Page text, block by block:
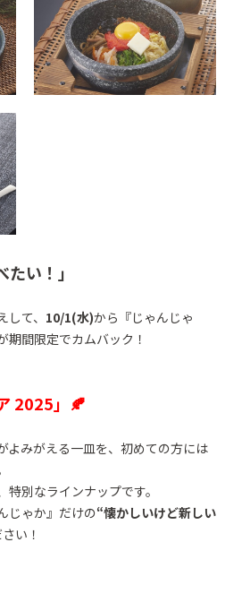
たい！」
て、 10/1(水)から『じゃんじゃ
間限定でカムバック！
2025」🍂
よみがえる一皿を、初めての方には
別なラインナップです。
じゃか』だけの“懐かしいけど新しい
い！